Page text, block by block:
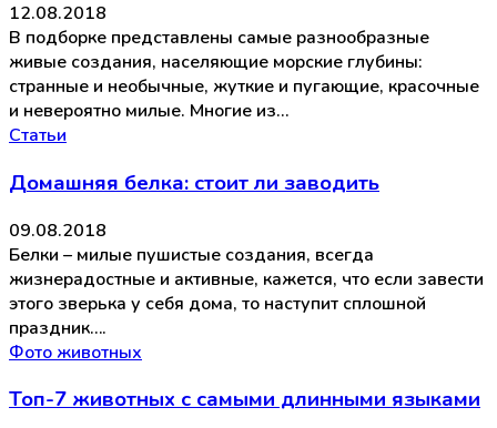
12.08.2018
В подборке представлены самые разнообразные
живые создания, населяющие морские глубины:
странные и необычные, жуткие и пугающие, красочные
и невероятно милые. Многие из…
Статьи
Домашняя белка: стоит ли заводить
09.08.2018
Белки – милые пушистые создания, всегда
жизнерадостные и активные, кажется, что если завести
этого зверька у себя дома, то наступит сплошной
праздник….
Фото животных
Топ-7 животных с самыми длинными языками